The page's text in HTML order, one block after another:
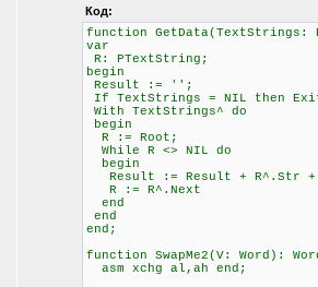
Код:
function
var
R: PTextString;
begin
Result := '';
If TextStrings = NIL then
With TextStrings^ do
begin
R := Root;
While R <> NIL do
begin
Result := Result + R^.Str +
R := R^.Next
end
end
end;
function SwapMe2(V: Word):
asm xchg al,ah end;